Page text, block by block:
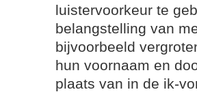
luistervoorkeur te
belangstelling van
bijvoorbeeld
hun voornaam en
plaats van in de ik-